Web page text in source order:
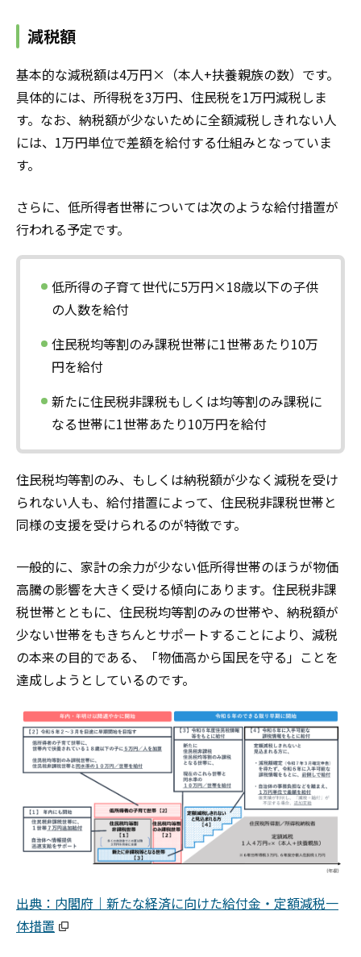
減税額
基本的な減税額は4万円×（本人+扶養親族の数）です。
具体的には、所得税を3万円、住民税を1万円減税しま
す。なお、納税額が少ないために全額減税しきれない人
には、1万円単位で差額を給付する仕組みとなっていま
す。
さらに、低所得者世帯については次のような給付措置が
行われる予定です。
低所得の子育て世代に5万円×18歳以下の子供
の人数を給付
住民税均等割のみ課税世帯に1世帯あたり10万
円を給付
新たに住民税非課税もしくは均等割のみ課税に
なる世帯に1世帯あたり10万円を給付
住民税均等割のみ、もしくは納税額が少なく減税を受け
られない人も、給付措置によって、住民税非課税世帯と
同様の支援を受けられるのが特徴です。
一般的に、家計の余力が少ない低所得世帯のほうが物価
高騰の影響を大きく受ける傾向にあります。住民税非課
税世帯とともに、住民税均等割のみの世帯や、納税額が
少ない世帯をもきちんとサポートすることにより、減税
の本来の目的である、「物価高から国民を守る」ことを
達成しようとしているのです。
出典：内閣府｜新たな経済に向けた給付金・定額減税一
体措置